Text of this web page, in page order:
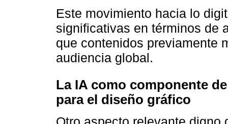
Este movimiento hacia lo
significativas en términos de
que contenidos previamente
audiencia global.
La IA como componente
para el diseño gráfico